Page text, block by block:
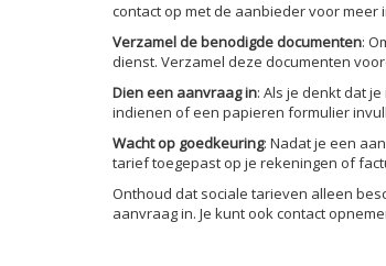
contact op met de aanbieder voor meer
Verzamel de benodigde documenten:
dienst. Verzamel deze documenten
Dien een aanvraag in: Als je denkt dat
indienen of een papieren formulier
Wacht op goedkeuring: Nadat je een
tarief toegepast op je rekeningen of
Onthoud dat sociale tarieven alleen
aanvraag in. Je kunt ook contact